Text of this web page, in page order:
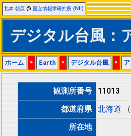
北本 朝展 @ 国立情報学研究所 (NII)
デジタル台風：
ホーム > Earth > デジタル台風 >
観測所番号
11013
都道府県
北海道
所在地